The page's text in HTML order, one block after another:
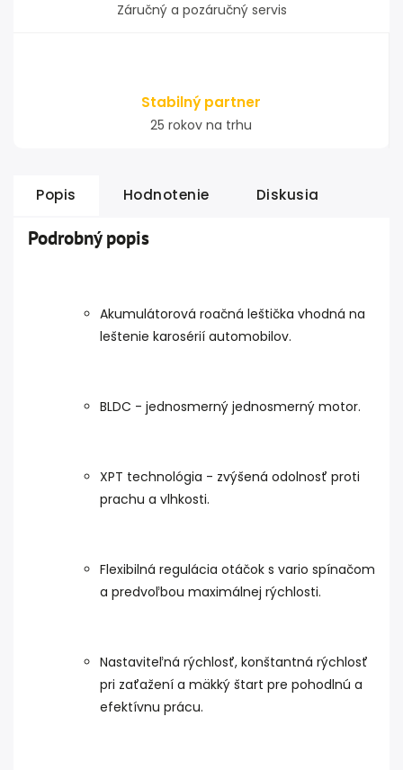
Záručný a pozáručný servis
Stabilný partner
25 rokov na trhu
Popis Hodnotenie Diskusia
Podrobný popis
Akumulátorová roačná leštička vhodná na
leštenie karosérií automobilov.
BLDC - jednosmerný jednosmerný motor.
XPT technológia - zvýšená odolnosť proti
prachu a vlhkosti.
Flexibilná regulácia otáčok s vario spínačom
a predvoľbou maximálnej rýchlosti.
Nastaviteľná rýchlosť, konštantná rýchlosť
pri zaťažení a mäkký štart pre pohodlnú a
efektívnu prácu.